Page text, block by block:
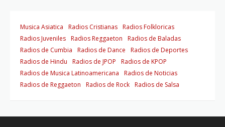
Musica Asiatica Radios Cristianas Radios Folkloricas
Radios Juveniles Radios Reggaeton
Radios de Baladas
Radios de Cumbia
Radios de Dance
Radios de Deportes
Radios de Hindu
Radios de JPOP
Radios de KPOP
Radios de Musica Latinoamericana
Radios de Noticias
Radios de Reggaeton
Radios de Rock Radios de Salsa